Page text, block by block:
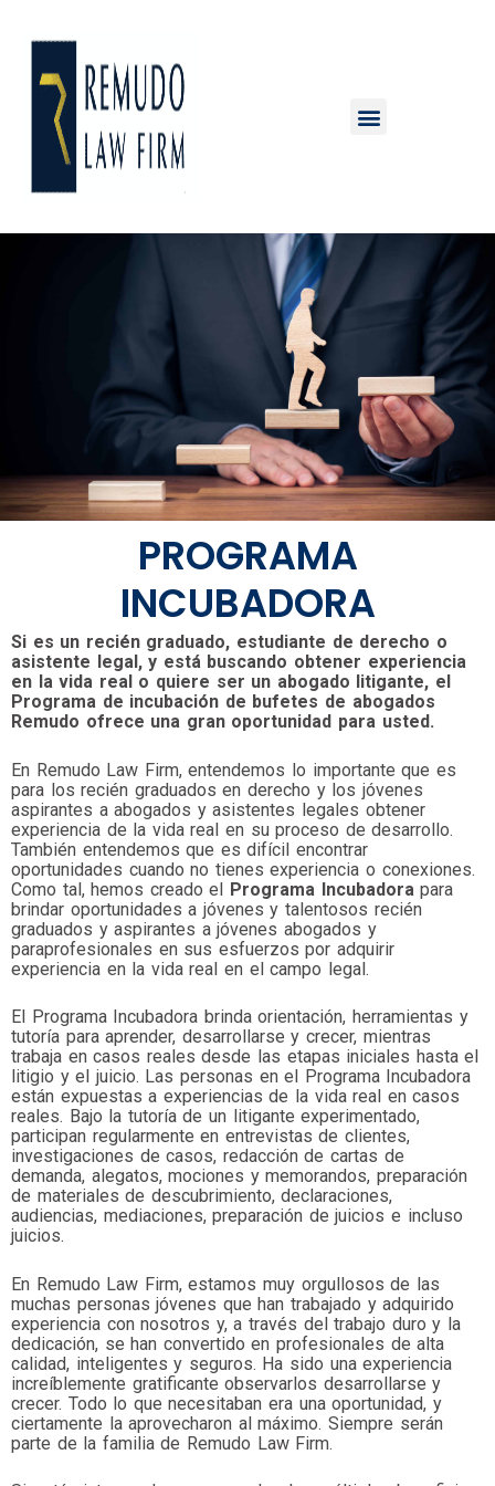
PROGRAMA
INCUBADORA
Si es un recién graduado, estudiante de derecho o
asistente legal, y está buscando obtener experiencia
en la vida real o quiere ser un abogado litigante, el
Programa de incubación de bufetes de abogados
Remudo ofrece una gran oportunidad para usted.
En Remudo Law Firm, entendemos lo importante que es
para los recién graduados en derecho y los jóvenes
aspirantes a abogados y asistentes legales obtener
experiencia de la vida real en su proceso de desarrollo.
También entendemos que es difícil encontrar
oportunidades cuando no tienes experiencia o conexiones.
Como tal, hemos creado el Programa Incubadora para
brindar oportunidades a jóvenes y talentosos recién
graduados y aspirantes a jóvenes abogados y
paraprofesionales en sus esfuerzos por adquirir
experiencia en la vida real en el campo legal.
El Programa Incubadora brinda orientación, herramientas y
tutoría para aprender, desarrollarse y crecer, mientras
trabaja en casos reales desde las etapas iniciales hasta el
litigio y el juicio. Las personas en el Programa Incubadora
están expuestas a experiencias de la vida real en casos
reales. Bajo la tutoría de un litigante experimentado,
participan regularmente en entrevistas de clientes,
investigaciones de casos, redacción de cartas de
demanda, alegatos, mociones y memorandos, preparación
de materiales de descubrimiento, declaraciones,
audiencias, mediaciones, preparación de juicios e incluso
juicios.
En Remudo Law Firm, estamos muy orgullosos de las
muchas personas jóvenes que han trabajado y adquirido
experiencia con nosotros y, a través del trabajo duro y la
dedicación, se han convertido en profesionales de alta
calidad, inteligentes y seguros. Ha sido una experiencia
increíblemente gratificante observarlos desarrollarse y
crecer. Todo lo que necesitaban era una oportunidad, y
ciertamente la aprovecharon al máximo. Siempre serán
parte de la familia de Remudo Law Firm.